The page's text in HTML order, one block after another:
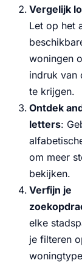
Vergelijk
Let op het
woningen
indruk van
te krijgen.
Ontdek
letters:
om meer
bekijken.
Verfijn je
elke
je filteren